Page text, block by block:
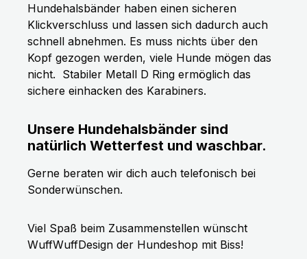
Hundehalsbänder haben einen sicheren
Klickverschluss und lassen sich dadurch auch
schnell abnehmen. Es muss nichts über den
Kopf gezogen werden, viele Hunde mögen das
nicht. Stabiler Metall D Ring ermöglich das
sichere einhacken des Karabiners.
Unsere Hundehalsbänder sind
natürlich Wetterfest und waschbar.
Gerne beraten wir dich auch telefonisch bei
Sonderwünschen.
Viel Spaß beim Zusammenstellen wünscht
WuffWuffDesign der Hundeshop mit Biss!